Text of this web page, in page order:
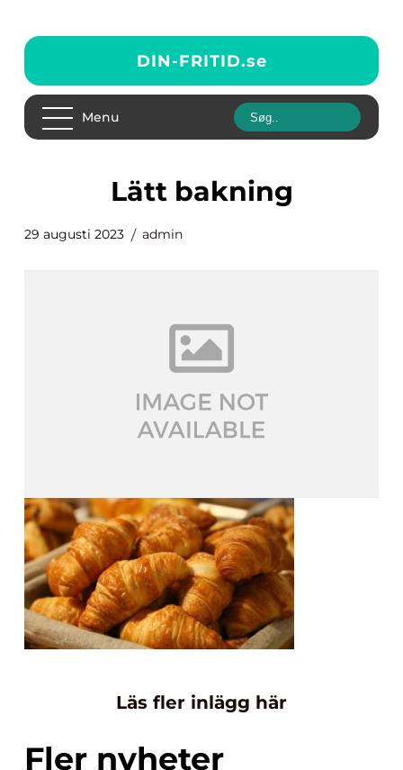
DIN-FRITID.se
Menu
lätt bakning
29 augusti 2023 admin
Läs fler inlägg här
Fler nyheter